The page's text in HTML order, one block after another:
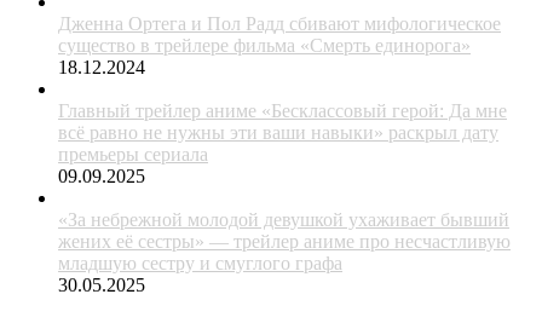
Дженна Ортега и Пол Радд сбивают мифологическое
существо в трейлере фильма «Смерть единорога»
18.12.2024
Главный трейлер аниме «Бесклассовый герой: Да мне
всё равно не нужны эти ваши навыки» раскрыл дату
премьеры сериала
09.09.2025
«За небрежной молодой девушкой ухаживает бывший
жених её сестры» — трейлер аниме про несчастливую
младшую сестру и смуглого графа
30.05.2025